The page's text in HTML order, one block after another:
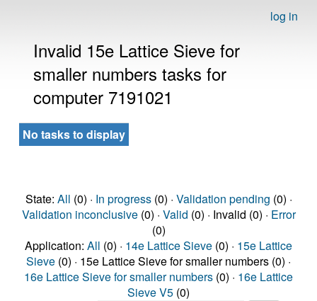
log in
Invalid 15e Lattice Sieve for
smaller numbers tasks for
computer 7191021
No tasks to display
State: All (0) · In progress(0) · Validation pending (0) ·
Validation inconclusive(0) · Valid (0) · Invalid (0) · Error
(0)
Application: All (0) · 14e Lattice Sieve (0) · 15e Lattice
Sieve (0) · 15e Lattice Sieve for smaller numbers (0) ·
16e Lattice Sieve for smaller numbers (0) · 16e Lattice
Sieve V5 (0)